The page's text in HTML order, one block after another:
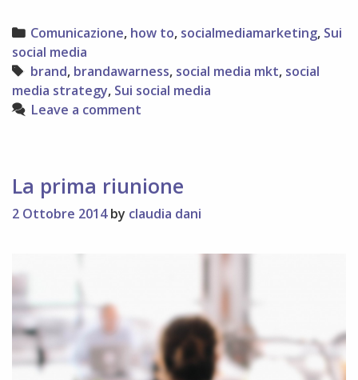
per
raccontare
i
brand
Categories
Comunicazione, how to, socialmediamarketing, Sui
social media
Tags
brand, brandawarness, social media mkt, social
media strategy, Sui social media
Leave a comment
La prima riunione
2 Ottobre 2014 by claudia dani